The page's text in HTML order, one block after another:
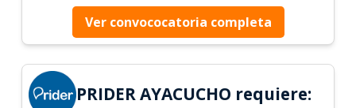
Ver convococatoria completa
PRIDER AYACUCHO requiere: